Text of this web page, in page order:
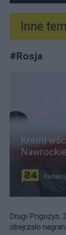
Inne
#Rosja
Kreml
Drugi Prigożyn.
obejrzało